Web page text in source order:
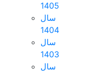
1405
سال
1404
سال
1403
سال